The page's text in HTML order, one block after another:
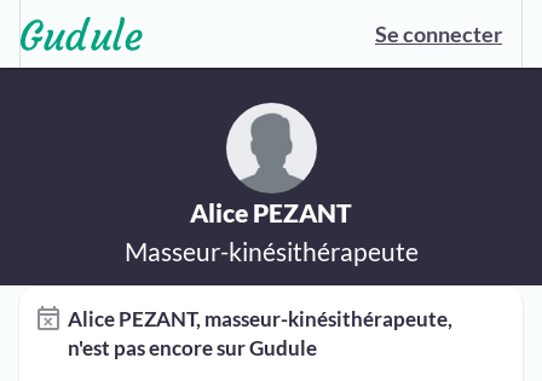
Se connecter
Alice PEZANT
Masseur-kinésithérapeute
Alice PEZANT, masseur-kinésithérapeute,
n'est pas encore sur Gudule